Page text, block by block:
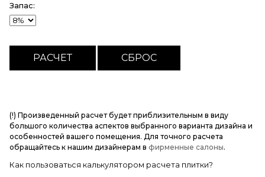
Запас:
(!) Произведенный расчет будет приблизительным в виду
большого количества аспектов выбранного варианта дизайна и
особенностей вашего помещения. Для точного расчета
обращайтесь к нашим дизайнерам в фирменные салоны.
Как пользоваться калькулятором расчета плитки?